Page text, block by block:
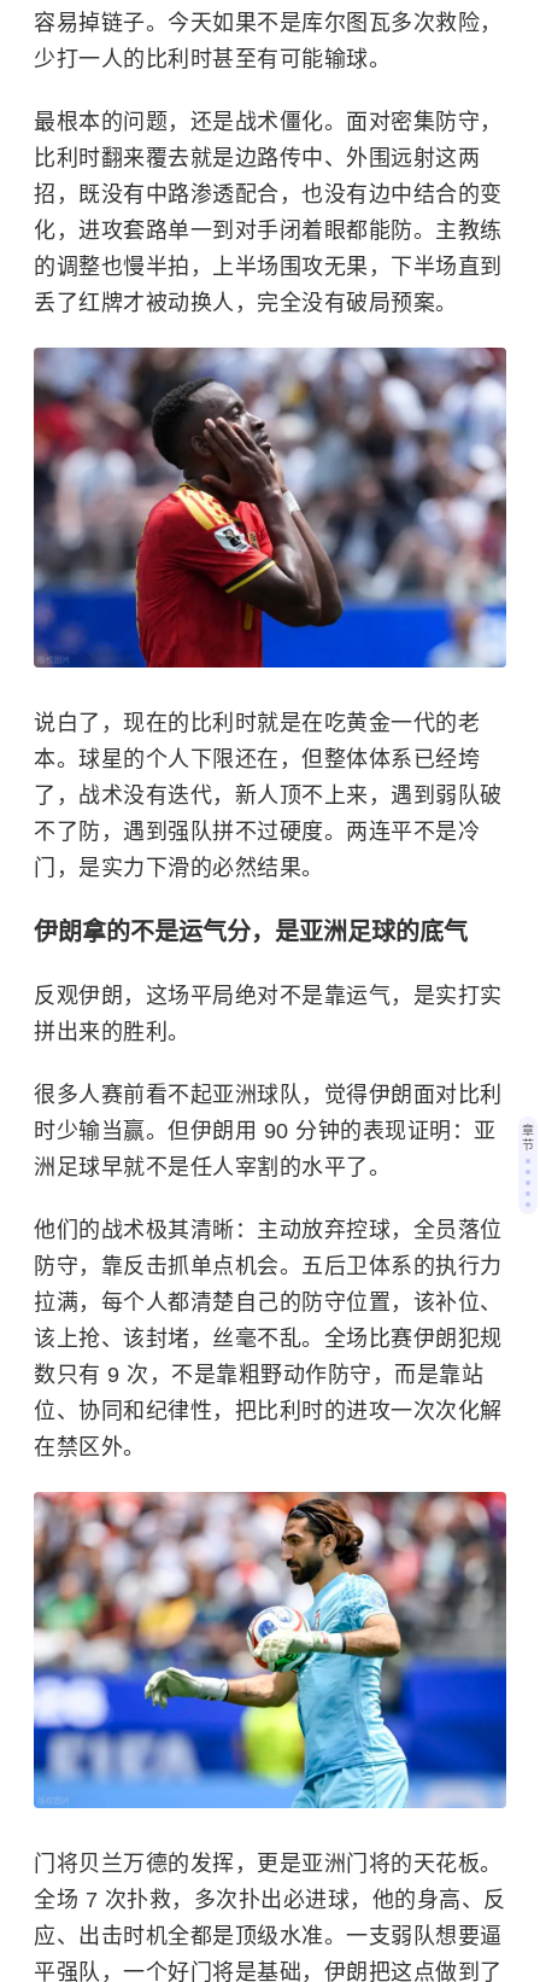
容易掉链子。今天如果不是库尔图瓦多次救险，
少打一人的比利时甚至有可能输球。
最根本的问题，还是战术僵化。面对密集防守，
比利时翻来覆去就是边路传中、外围远射这两
招，既没有中路渗透配合，也没有边中结合的变
化，进攻套路单一到对手闭着眼都能防。主教练
的调整也慢半拍，上半场围攻无果，下半场直到
丢了红牌才被动换人，完全没有破局预案。
说白了，现在的比利时就是在吃黄金一代的老
本。球星的个人下限还在，但整体体系已经垮
了，战术没有迭代，新人顶不上来，遇到弱队破
不了防，遇到强队拼不过硬度。两连平不是冷
门，是实力下滑的必然结果。
伊朗拿的不是运气分，是亚洲足球的底气
反观伊朗，这场平局绝对不是靠运气，是实打实
拼出来的胜利。
很多人赛前看不起亚洲球队，觉得伊朗面对比利
时少输当赢。但伊朗用 90 分钟的表现证明：亚
洲足球早就不是任人宰割的水平了。
他们的战术极其清晰：主动放弃控球，全员落位
防守，靠反击抓单点机会。五后卫体系的执行力
拉满，每个人都清楚自己的防守位置，该补位、
该上抢、该封堵，丝毫不乱。全场比赛伊朗犯规
数只有 9 次，不是靠粗野动作防守，而是靠站
位、协同和纪律性，把比利时的进攻一次次化解
在禁区外。
门将贝兰万德的发挥，更是亚洲门将的天花板。
全场 7 次扑救，多次扑出必进球，他的身高、反
应、出击时机全都是顶级水准。一支弱队想要逼
平强队，一个好门将是基础，伊朗把这点做到了
章
节